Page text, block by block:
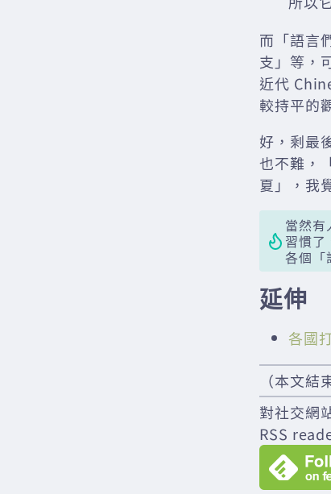
而「語言
支」等，
近代
較持平的
好，剩最
也不難，
夏」，我
當然有
習慣了
各個「
延伸
各國
（本文結
對社交網
RSS